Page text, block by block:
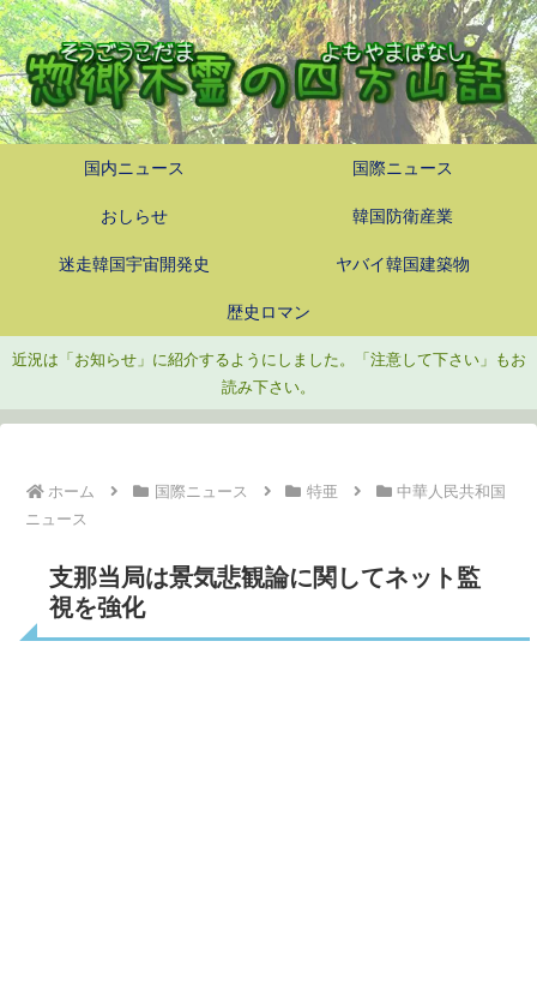
国内ニュース 国際ニュース
おしらせ 韓国防衛産業
迷走韓国宇宙開発史 ヤバイ韓国建築物
歴史ロマン
近況は「お知らせ」に紹介するようにしました。「注意して下さい」もお
読み下さい。
ホーム 国際ニュース 特亜
中華人民共和国
ニュース
支那当局は景気悲観論に関してネット監
視を強化